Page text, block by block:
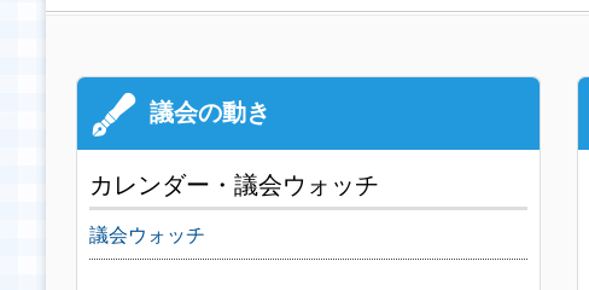
カレンダー・議会ウォッチ
議会ウォッチ